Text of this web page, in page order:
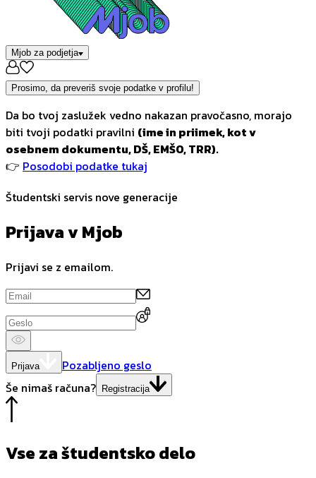
Mjob za podjetja
Prosimo, da preveriš svoje podatke v profilu!
Da bo tvoj zaslužek vedno nakazan pravočasno, morajo
biti tvoji podatki pravilni (ime in priimek, kot v
osebnem dokumentu, DŠ, EMŠO, TRR).
👉 Posodobi podatke tukaj
Študentski servis nove generacije
Prijava v Mjob
Prijavi se z emailom.
Prijava
Pozabljeno geslo
Še nimaš računa? Registracija
Vse za študentsko delo